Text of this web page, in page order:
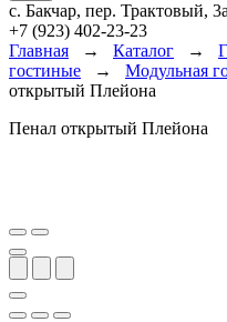
с. Бакчар, пер. Трактовый, 3а
+7 (923) 402-23-23
Главная → Каталог →
гостиные → Модульная
открытый Плейона
Пенал открытый Плейона